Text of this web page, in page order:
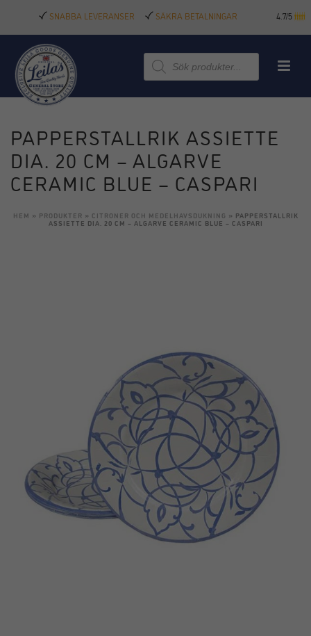
SNABBA LEVERANSER SÄKRA BETALNINGAR 4.7/5
Produktsökning
PAPPERSTALLRIK ASSIETTE
DIA. 20 CM – ALGARVE
CERAMIC BLUE – CASPARI
HEM » PRODUKTER » CITRONER OCH MEDELHAVSDUKNING » PAPPERSTALLRIK
ASSIETTE DIA. 20 CM – ALGARVE CERAMIC BLUE – CASPARI